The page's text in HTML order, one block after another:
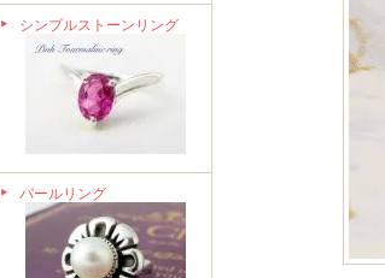
シンプルストーンリング
パールリング